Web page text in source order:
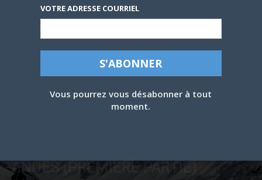
ANDES (PREMIÈRE PARTIE)
VOTRE ADRESSE COURRIEL
Vous pourrez vous désabonner à tout
moment.